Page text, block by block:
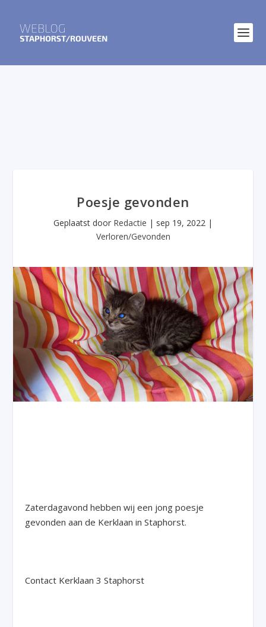
Poesje gevonden
Geplaatst door Redactie | sep 19, 2022 |
Verloren/Gevonden
Zaterdagavond hebben wij een jong poesje
gevonden aan de Kerklaan in Staphorst.
Contact Kerklaan 3 Staphorst